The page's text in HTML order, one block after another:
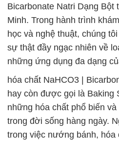
Bicarbonate Natri Dạng Bột
Minh. Trong hành trình
học và nghệ thuật, chúng
sự thật đầy ngạc nhiên về
những ứng dụng đa dạng
hóa chất NaHCO3 |
hay còn được gọi là Baking
những hóa chất phổ biến
trong đời sống hàng ngày.
trong việc nướng bánh, hóa